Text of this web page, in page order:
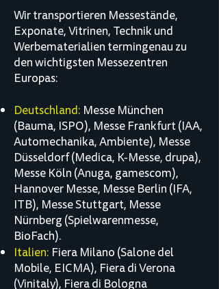
Wir transportieren Messestände,
Exponate, Vitrinen, Technik und
Werbematerialien termingenau zu
den wichtigsten Messezentren
Europas:
Deutschland: Messe München
(Bauma, ISPO), Messe Frankfurt (IAA,
Automechanika, Ambiente), Messe
Düsseldorf (Medica, K-Messe, drupa),
Messe Köln (Anuga, gamescom),
Hannover Messe, Messe Berlin (IFA,
ITB), Messe Stuttgart, Messe
Nürnberg (Spielwarenmesse,
BioFach).
Italien: Fiera Milano (Salone del
Mobile, EICMA), Fiera di Verona
(Vinitaly), Fiera di Bologna